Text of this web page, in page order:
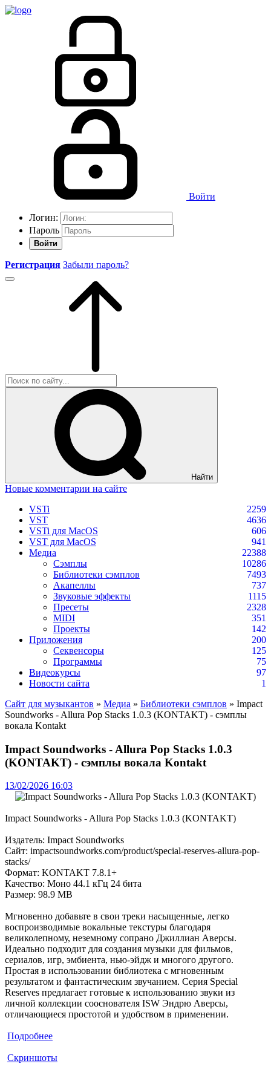
Войти
Логин:
Пароль
Войти
Регистрация Забыли пароль?
Найти
Новые комментарии на сайте
VSTi
2259
VST
4636
VSTi для MacOS
606
VST для MacOS
941
Медиа
22388
Сэмплы
10286
Библиотеки сэмплов
7493
Акапеллы
737
Звуковые эффекты
1115
Пресеты
2328
MIDI
351
Проекты
142
Приложения
200
Секвенсоры
125
Программы
75
Видеокурсы
97
Новости сайта
1
Сайт для музыкантов » Медиа » Библиотеки сэмплов » Impact
Soundworks - Allura Pop Stacks 1.0.3 (KONTAKT) - сэмплы
вокала Kontakt
Impact Soundworks - Allura Pop Stacks 1.0.3
(KONTAKT) - сэмплы вокала Kontakt
13/02/2026 16:03
Impact Soundworks - Allura Pop Stacks 1.0.3 (KONTAKT)
Издатель: Imрасt Sоundwоrks
Сайт: impactsoundworks.com/product/special-reserves-allura-pop-
stacks/
Формат: KONTAKT 7.8.1+
Качество: Моно 44.1 кГц 24 бита
Размер: 98.9 MB
Мгновенно добавьте в свои треки насыщенные, легко
воспроизводимые вокальные текстуры благодаря
великолепному, неземному сопрано Джиллиан Аверсы.
Идеально подходит для создания музыки для фильмов,
сериалов, игр, эмбиента, нью-эйдж и многого другого.
Простая в использовании библиотека с мгновенным
результатом и фантастическим звучанием. Серия Special
Reserves предлагает готовые к использованию звуки из
личной коллекции сооснователя ISW Эндрю Аверсы,
отличающиеся простотой и удобством в применении.
Подробнее
Скриншоты